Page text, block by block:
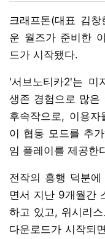
크래프톤(대표 김
운 월즈가 준비한
드가 시작됐다.
'서브노티카2'는 미
생존 경험으로 많은
후속작으로, 이용
이 협동 모드를 추
임 플레이를 제공한
전작의 흥행 덕분
면서 지난 9개월간
하고 있고, 위시리
다운로드가 시작되